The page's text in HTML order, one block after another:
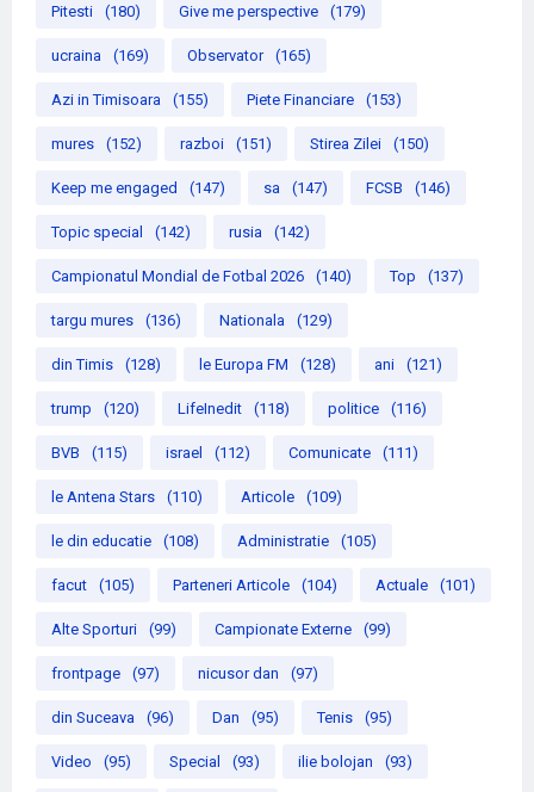
Pitesti (180) Give me perspective (179)
ucraina (169) Observator (165)
Azi in Timisoara (155) Piete Financiare (153)
mures (152) razboi (151) Stirea Zilei (150)
Keep me engaged (147) sa (147) FCSB (146)
Topic special (142) rusia (142)
Campionatul Mondial de Fotbal 2026 (140) Top (137)
targu mures (136) Nationala (129)
din Timis (128) le Europa FM (128) ani (121)
trump (120) LifeInedit (118) politice (116)
BVB (115) israel (112) Comunicate (111)
le Antena Stars (110) Articole (109)
le din educatie (108) Administratie (105)
facut (105) Parteneri Articole (104) Actuale (101)
Alte Sporturi (99) Campionate Externe (99)
frontpage (97) nicusor dan (97)
din Suceava (96) Dan (95) Tenis (95)
Video (95) Special (93) ilie bolojan (93)